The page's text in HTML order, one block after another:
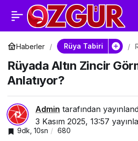
Haberler Rüya Tabiri
Rüyada Altın Zincir
Anlatıyor?
Admin tarafından
3 Kasım 2025, 13:57
9dk, 10sn 680
Rüyada Altın Küpe
Takmak Ne Anlatıyor?